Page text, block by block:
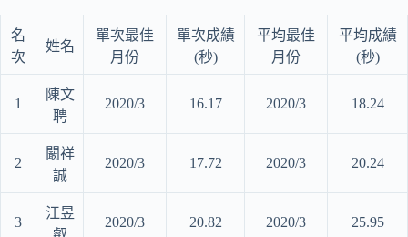
名
次
姓名
單次最佳
月份
單次成績
(秒)
平均最佳
月份
平均成績
(秒)
1
陳文
聘
2020/3 16.17 2020/3 18.24
2
闞祥
誠
2020/3 17.72 2020/3 20.24
3
江昱
2020/3 20.82 2020/3 25.95